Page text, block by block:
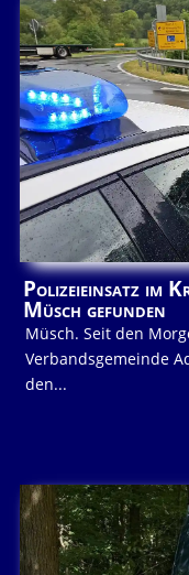
Polizeieinsatz im
Müsch gefunden
Müsch. Seit den
Verbandsgemeinde
den...